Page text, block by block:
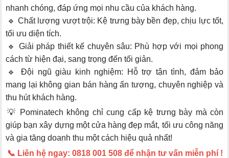
nhanh chóng, đáp ứng mọi nhu cầu của khách hàng.
🔹 Chất lượng vượt trội: Kệ trưng bày bền đẹp, chịu lực tốt,
tối ưu diện tích.
🔹 Giải pháp thiết kế chuyên sâu: Phù hợp với mọi phong
cách từ hiện đại, sang trọng đến tối giản.
🔹 Đội ngũ giàu kinh nghiệm: Hỗ trợ tận tình, đảm bảo
mang lại không gian bán hàng ấn tượng, chuyên nghiệp và
thu hút khách hàng.
💡 Pominatech không chỉ cung cấp kệ trưng bày mà còn
giúp bạn xây dựng một cửa hàng đẹp mắt, tối ưu công năng
và gia tăng doanh thu một cách hiệu quả nhất!
📞 Liên hệ ngay: 0818 001 508 để nhận tư vấn miễn phí !